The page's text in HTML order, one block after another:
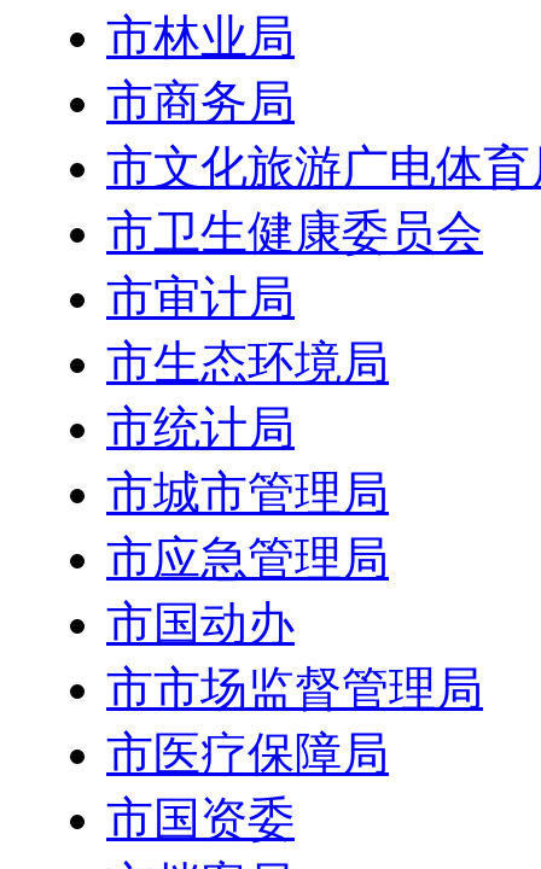
市林业局
市商务局
市文化旅游广电体育
市卫生健康委员会
市审计局
市生态环境局
市统计局
市城市管理局
市应急管理局
市国动办
市市场监督管理局
市医疗保障局
市国资委